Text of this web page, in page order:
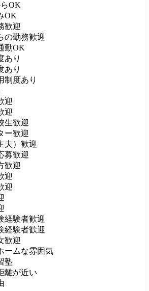
OK
OK
歓迎
の勤務歓迎
勤OK
あり
あり
制度あり
迎
迎
生歓迎
ー歓迎
夫）歓迎
募歓迎
歓迎
迎
迎
経験者歓迎
経験者歓迎
歓迎
ームな雰囲気
塾
離が近い